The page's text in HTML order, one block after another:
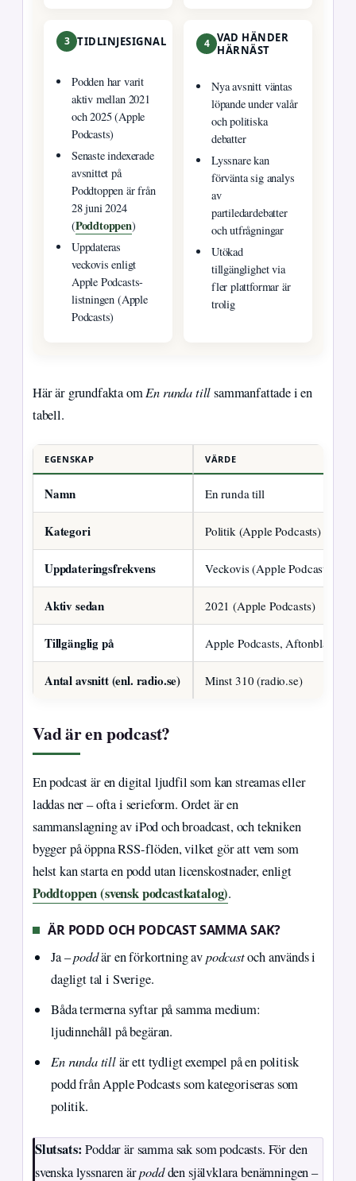
3 TIDLINJESIGNAL
Podden har varit
aktiv mellan 2021
och 2025 (Apple
Podcasts)
Senaste indexerade
avsnittet på
Poddtoppen är från
28 juni 2024
(Poddtoppen)
Uppdateras
veckovis enligt
Apple Podcasts-
listningen (Apple
Podcasts)
4 VAD HÄNDER
HÄRNÄST
Nya avsnitt väntas
löpande under valår
och politiska
debatter
Lyssnare kan
förvänta sig analys
av
partiledardebatter
och utfrågningar
Utökad
tillgänglighet via
fler plattformar är
trolig
Här är grundfakta omEn runda tillsammanfattade i en
tabell.
EGENSKAP VÄRDE
Namn En runda till
Kategori Politik (Apple Podcasts)
Uppdateringsfrekvens Veckovis (Apple Podcasts)
Aktiv sedan 2021 (Apple Podcasts)
Tillgänglig på Apple Podcasts, Aftonbladet,
Antal avsnitt (enl. radio.se) Minst 310 (radio.se)
Vad är en podcast?
En podcast är en digital ljudfil som kan streamas eller
laddas ner – ofta i serieform. Ordet är en
sammanslagning av iPod och broadcast, och tekniken
bygger på öppna RSS-flöden, vilket gör att vem som
helst kan starta en podd utan licenskostnader, enligt
Poddtoppen (svensk podcastkatalog).
ÄR PODD OCH PODCAST SAMMA SAK?
Ja –poddär en förkortning avpodcastoch används i
dagligt tal i Sverige.
Båda termerna syftar på samma medium:
ljudinnehåll på begäran.
En runda tillär ett tydligt exempel på en politisk
podd från Apple Podcasts som kategoriseras som
politik.
Slutsats: Poddar är samma sak som podcasts. För den
svenska lyssnaren ärpoddden självklara benämningen –